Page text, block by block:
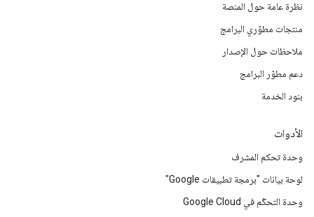
نظرة عامة حول المنصة
منتجات مطوّري البرامج
ملاحظات حول الإصدار
دعم مطوّر البرامج
بنود الخدمة
الأدوات
وحدة تحكم المشرف
لوحة بيانات "برمجة تطبيقات Google"
وحدة التحكّم في Google Cloud